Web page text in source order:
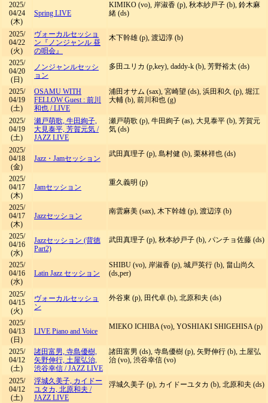
2025/
04/24
(木)
Spring LIVE
KIMIKO (vo), 岸淑香 (p), 秋本紗戸子 (b), 鈴木麻
緒 (ds)
2025/
04/22
(火)
ヴォーカルセッショ
ン『ノンジャンル 昼
の唄会』
木下幹雄 (p), 渡辺淳 (b)
2025/
04/20
(日)
ノンジャンルセッシ
ョン
多田ユリカ (p,key), daddy-k (b), 芳野裕太 (ds)
2025/
04/19
(土)
OSAMU WITH
FELLOW Guest : 前川
和也 /LIVE
浦田オサム (sax), 宮崎望 (ds), 浜田和久 (p), 堀江
大輔 (b), 前川和也 (g)
2025/
04/19
(土)
瀬戸萌歌, 牛田絢子,
大見泰平, 芳賀元気 /
JAZZ LIVE
瀬戸萌歌 (p), 牛田絢子 (as), 大見泰平 (b), 芳賀元
気 (ds)
2025/
04/18
(金)
Jazz・Jamセッション
武田真理子 (p), 島村健 (b), 栗林祥也 (ds)
2025/
04/17
(木)
Jamセッション
重久義明 (p)
2025/
04/17
(木)
Jazzセッション
南雲麻美 (sax), 木下幹雄 (p), 渡辺淳 (b)
2025/
04/16
(水)
Jazzセッション (背徳
Part2)
武田真理子 (p), 秋本紗戸子 (b), パンチョ佐藤 (ds)
2025/
04/16
(水)
Latin Jazz セッション
SHIBU (vo), 岸淑香 (p), 城戸英行 (b), 畠山尚久
(ds,per)
2025/
04/15
(火)
ヴォーカルセッショ
ン
外谷東 (p), 田代卓 (b), 北原和夫 (ds)
2025/
04/13
(日)
LIVE Piano and Voice
MIEKO ICHIBA (vo), YOSHIAKI SHIGEHISA (p)
2025/
04/12
(土)
諸田富男, 寺島優樹,
矢野伸行, 土屋弘治,
渋谷幸信 /JAZZ LIVE
諸田富男 (ds), 寺島優樹 (p), 矢野伸行 (b), 土屋弘
治 (vo), 渋谷幸信 (vo)
2025/
04/12
(土)
浮城久美子, カイドー
ユタカ, 北原和夫 /
JAZZ LIVE
浮城久美子 (p), カイドーユタカ (b), 北原和夫 (ds)